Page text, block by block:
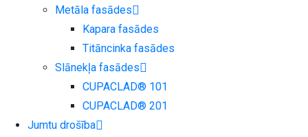
Metāla fasādes
Kapara fasādes
Titāncinka fasādes
Slānekļa fasādes
CUPACLAD® 101
CUPACLAD® 201
Jumtu drošība